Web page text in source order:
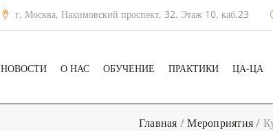
г. Москва, Нахимовский проспект, 32. Этаж 10, каб.23
НОВОСТИ О НАС ОБУЧЕНИЕ ПРАКТИКИ ЦА-ЦА
Главная /Мероприятия/